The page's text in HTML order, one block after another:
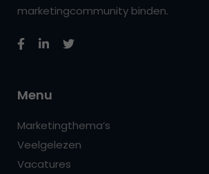
marketingcommunity binden.
Menu
Marketingthema’s
Veelgelezen
Vacatures